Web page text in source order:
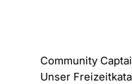
Community
Unser